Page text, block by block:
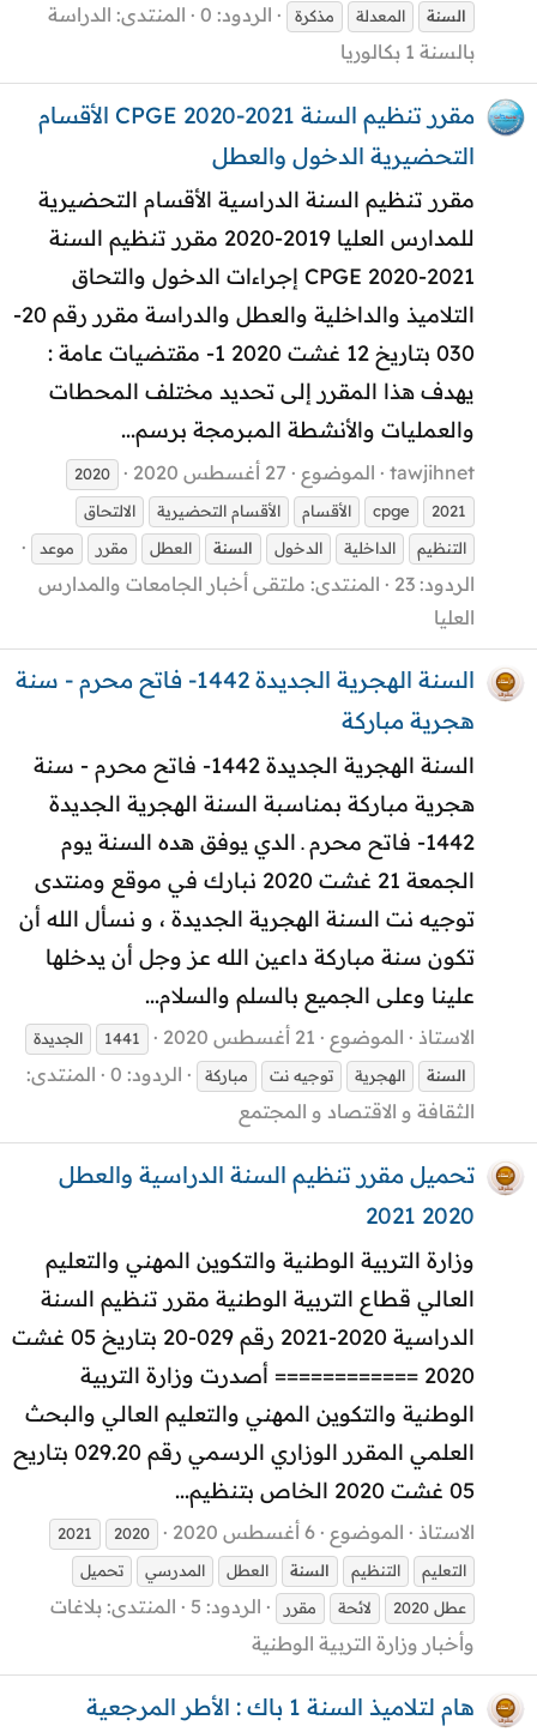
السنة
المعدلة مذكرة الردود: 0 المنتدى: الدراسة
بالسنة 1 بكالوريا
مقرر تنظيم السنة CPGE 2020-2021 الأقسام
التحضيرية الدخول والعطل
مقرر تنظيم السنة الدراسية الأقسام التحضيرية
للمدارس العليا 2019-2020 مقرر تنظيم السنة
CPGE 2020-2021 إجراءات الدخول والتحاق
التلاميذ والداخلية والعطل والدراسة مقرر رقم 20-
030 بتاريخ 12 غشت 2020 1- مقتضيات عامة :
يهدف هذا المقرر إلى تحديد مختلف المحطات
والعمليات والأنشطة المبرمجة برسم...
tawjihnet الموضوع 27 أغسطس 2020
2020
2021
cpge الأقسام الأقسام التحضيرية
الالتحاق
التنظيم
الداخلية الدخول السنة العطل مقرر موعد
الردود: 23 المنتدى: ملتقى أخبار الجامعات والمدارس
العليا
السنة الهجرية الجديدة 1442- فاتح محرم - سنة
هجرية مباركة
السنة الهجرية الجديدة 1442- فاتح محرم - سنة
هجرية مباركة بمناسبة السنة الهجرية الجديدة
1442- فاتح محرم ـ الدي يوفق هده السنة يوم
الجمعة 21 غشت 2020 نبارك في موقع ومنتدى
توجيه نت السنة الهجرية الجديدة ، و نسأل الله أن
تكون سنة مباركة داعين الله عز وجل أن يدخلها
علينا وعلى الجميع بالسلم والسلام...
الاستاذ الموضوع 21 أغسطس 2020 1441
الجديدة
السنة
الهجرية توجيه نت مباركة الردود: 0
المنتدى:
الثقافة و الاقتصاد و المجتمع
تحميل مقرر تنظيم السنة الدراسية والعطل
2020 2021
وزارة التربية الوطنية والتكوين المهني والتعليم
العالي قطاع التربية الوطنية مقرر تنظيم السنة
الدراسية 2020-2021 رقم 029-20 بتاريخ 05 غشت
2020 ============ أصدرت وزارة التربية
الوطنية والتكوين المهني والتعليم العالي والبحث
العلمي المقرر الوزاري الرسمي رقم 029.20 بتاريح
05 غشت 2020 الخاص بتنظيم...
الاستاذ الموضوع 6 أغسطس 2020 2020
2021
التعليم
التنظيم السنة العطل المدرسي
تحميل
عطل 2020
لائحة مقرر الردود: 5 المنتدى: بلاغات
وأخبار وزارة التربية الوطنية
هام لتلاميذ السنة 1 باك : الأطر المرجعية